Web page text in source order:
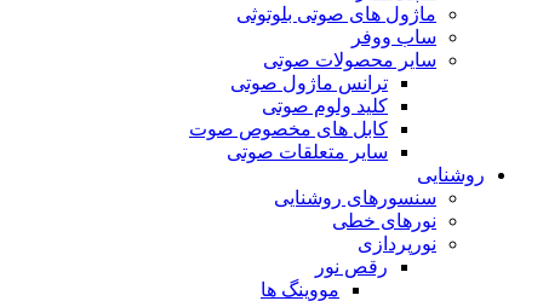
ماژول های صوتی بلوتوثی
ساب ووفر
سایر محصولات صوتی
ترانس ماژول صوتی
کلید ولوم صوتی
کابل های مخصوص صوت
سایر متعلقات صوتی
روشنایی
سنسورهای روشنایی
نورهای خطی
نورپردازی
رقص نور
مووینگ ها